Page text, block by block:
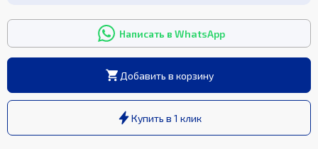
Написать в WhatsApp
Добавить в корзину
Купить в 1 клик